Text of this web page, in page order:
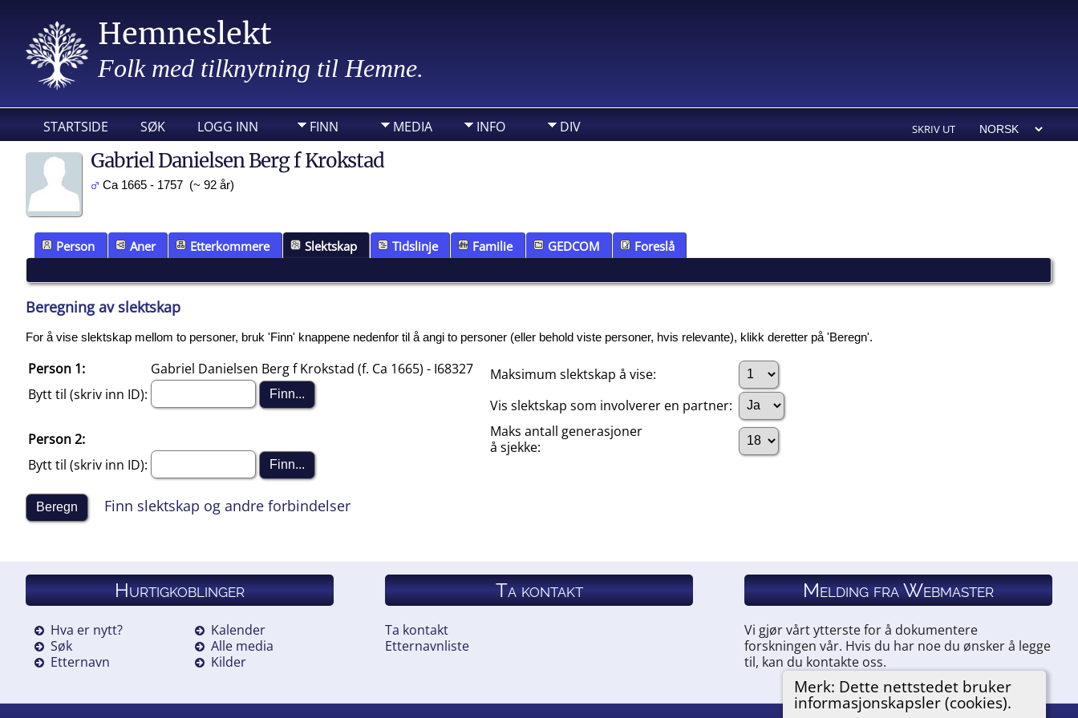
Hemneslekt
Folk med tilknytning til Hemne.
STARTSIDE SØK LOGG INN FINN MEDIA INFO DIV SKRIV UT
Merk: Dette nettstedet bruker
informasjonskapsler (cookies).
Gabriel Danielsen Berg f Krokstad
Ca 1665 - 1757 (~ 92 år)
Person Aner Etterkommere Slektskap Tidslinje Familie GEDCOM Foreslå
Beregning av slektskap
For å vise slektskap mellom to personer, bruk 'Finn' knappene nedenfor til å angi to personer (eller behold viste personer, hvis relevante), klikk deretter på 'Beregn'.
Person 1:
Gabriel Danielsen Berg f Krokstad (f. Ca 1665) - I68327
Bytt til (skriv inn ID):
Person 2:
Bytt til (skriv inn ID):
Maksimum slektskap å vise:
Vis slektskap som involverer en partner:
Maks antall generasjoner
å sjekke:
Finn slektskap og andre forbindelser
Hurtigkoblinger
Hva er nytt?
Søk
Etternavn
Kalender
Alle media
Kilder
Ta kontakt
Ta kontakt
Etternavnliste
Melding fra Webmaster
Vi gjør vårt ytterste for å dokumentere
forskningen vår. Hvis du har noe du ønsker å legge
til, kan du kontakte oss.